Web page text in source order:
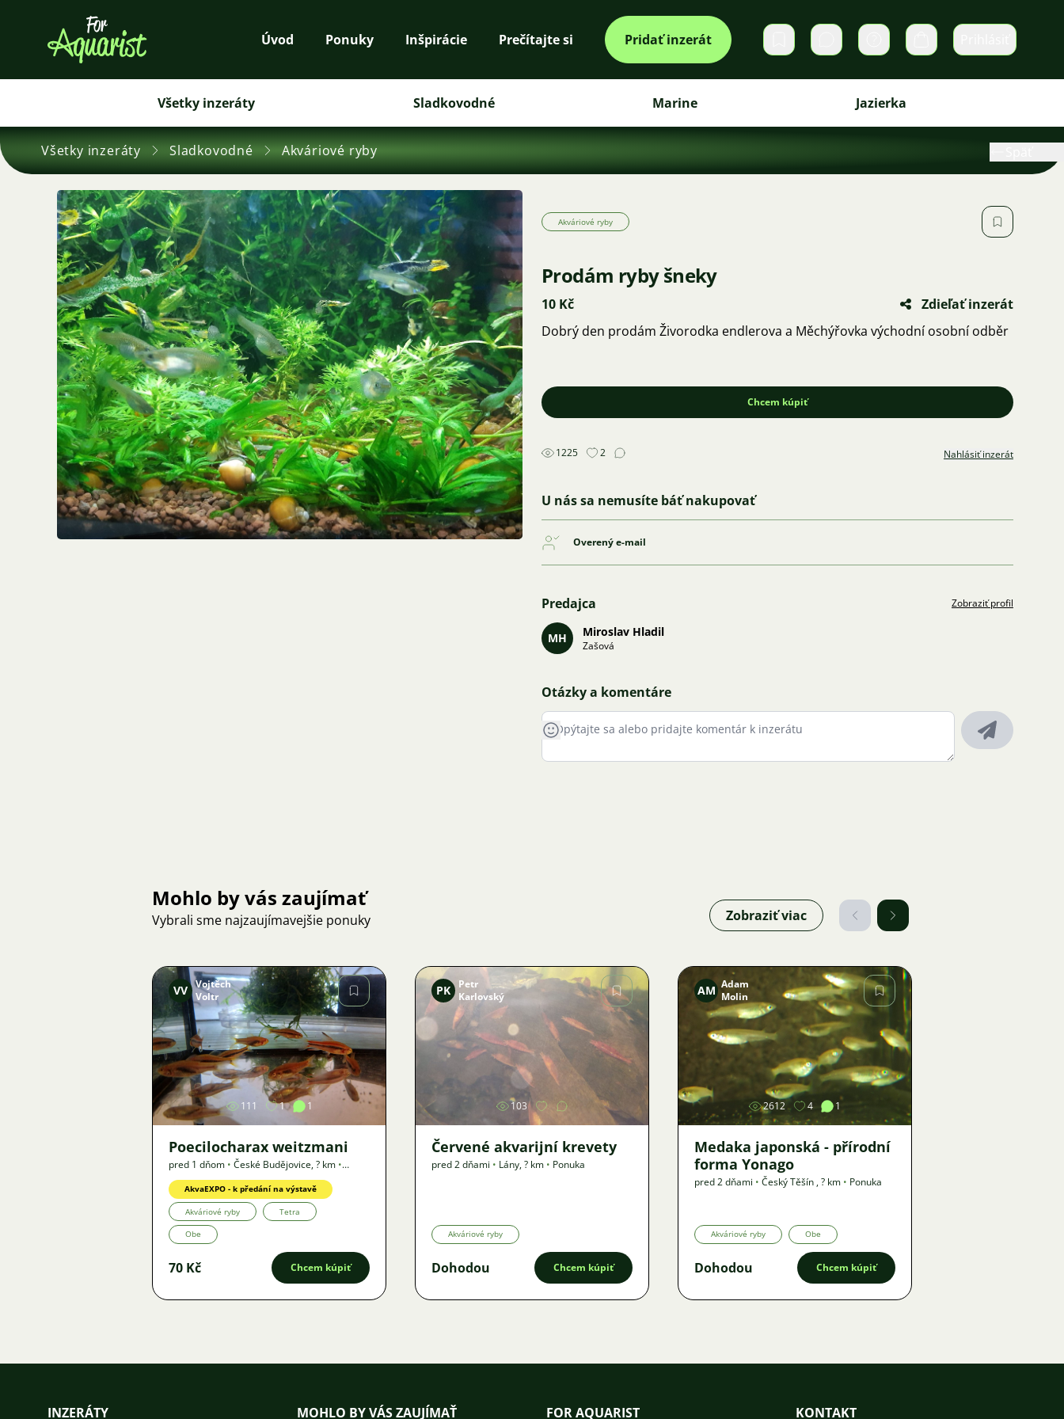
Úvod Ponuky Inšpirácie Prečítajte si Pridať inzerát Súkromné správy Košík
Všetky inzeráty Sladkovodné Marine Jazierka
Všetky inzeráty Sladkovodné Akváriové ryby
Akváriové ryby
Prodám ryby šneky
10 Kč
Zdieľať inzerát
Dobrý den prodám Živorodka endlerova a Měchýřovka východní osobní odběr
Chcem kúpiť
1225 2 Nahlásiť inzerát
U nás sa nemusíte báť nakupovať
Overený e-mail
Predajca Zobraziť profil
MH Miroslav Hladil
Zašová
Otázky a komentáre
Mohlo by vás zaujímať
Vybrali sme najzaujímavejšie ponuky Zobraziť viac
Obrázok
VV Vojtěch
Voltr
111 1 1
Poecilocharax weitzmani
pred 1 dňom • České Budějovice,? km •
Ponuka
AkvaEXPO - k předání na výstavě
Akváriové ryby Tetra
Obe
70 Kč Chcem kúpiť
Obrázok
PK
Petr
Karlovský
103
Červené akvarijní krevety
pred 2 dňami • Lány,? km • Ponuka
Akváriové ryby
Dohodou Chcem kúpiť
Obrázok
AM Adam
Molin
2612 4 1
Medaka japonská - přírodní
forma Yonago
pred 2 dňami • Český Těšín ,? km • Ponuka
Akváriové ryby Obe
Dohodou Chcem kúpiť
INZERÁTY MOHLO BY VÁS ZAUJÍMAŤ FOR AQUARIST KONTAKT